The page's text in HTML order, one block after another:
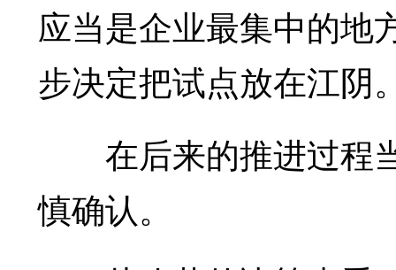
应当是企业最集中的地
步决定把试点放在江阴
在后来的推进过程
慎确认。